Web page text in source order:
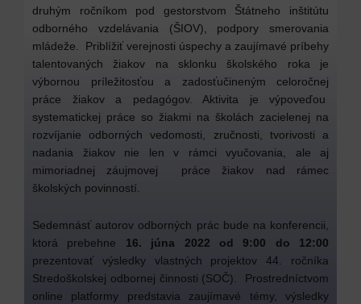
druhým ročníkom pod gestorstvom Štátneho inštitútu
odborného vzdelávania (ŠIOV), podpory smerovania
mládeže. Priblížiť verejnosti úspechy a zaujímavé príbehy
talentovaných žiakov na sklonku školského roka je
výbornou príležitosťou a zadosťučineným celoročnej
práce žiakov a pedagógov. Aktivita je výpoveďou
systematickej práce so žiakmi na školách zacielenej na
rozvíjanie odborných vedomosti, zručnosti, tvorivosti a
nadania žiakov nie len v rámci vyučovania, ale aj
mimoriadnej záujmovej práce žiakov nad rámec
školských povinností.
Sedemnásť autorov odborných prác bude na konferencii,
ktorá prebehne 16. júna 2022 od 9:00 do 12:00
prezentovať výsledky vlastných projektov 44. ročníka
Stredoškolskej odbornej činnosti (SOČ). Prostredníctvom
online platformy predstavia zaujímavé témy, výsledky